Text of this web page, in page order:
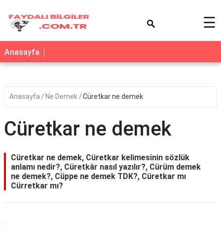
☰
Anasayfa
Anasayfa Ne Demek Cüretkar ne demek
Cüretkar ne demek
Cüretkar ne demek, Cüretkar kelimesinin sözlük
anlamı nedir?, Cüretkâr nasıl yazılır?, Cürüm demek
ne demek?, Cüppe ne demek TDK?, Cüretkar mı
Cürretkar mı?